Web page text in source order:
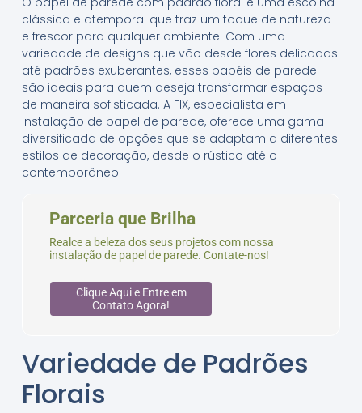
clássica e atemporal que traz um toque de natureza
e frescor para qualquer ambiente. Com uma
variedade de designs que vão desde flores delicadas
até padrões exuberantes, esses papéis de parede
são ideais para quem deseja transformar espaços
de maneira sofisticada. A FIX, especialista em
instalação de papel de parede, oferece uma gama
diversificada de opções que se adaptam a diferentes
estilos de decoração, desde o rústico até o
contemporâneo.
Parceria que Brilha
Realce a beleza dos seus projetos com nossa
instalação de papel de parede. Contate-nos!
Clique Aqui e Entre em
Contato Agora!
Variedade de Padrões
Florais